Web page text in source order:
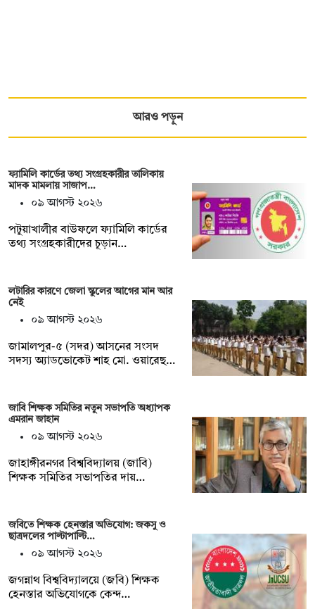
আরও পড়ুন
ফ্যামিলি কার্ডের তথ্য সংগ্রহকারীর তালিকায়
মাদক মামলায় সাজাপ…
০৯ আগস্ট ২০২৬
পটুয়াখালীর বাউফলে ফ্যামিলি কার্ডের
তথ্য সংগ্রহকারীদের চূড়ান…
লটারির কারণে জেলা স্কুলের আগের মান আর
নেই
০৯ আগস্ট ২০২৬
জামালপুর-৫ (সদর) আসনের সংসদ
সদস্য অ্যাডভোকেট শাহ মো. ওয়ারেছ…
জাবি শিক্ষক সমিতির নতুন সভাপতি অধ্যাপক
এমরান জাহান
০৯ আগস্ট ২০২৬
জাহাঙ্গীরনগর বিশ্ববিদ্যালয় (জাবি)
শিক্ষক সমিতির সভাপতির দায়…
জবিতে শিক্ষক হেনস্তার অভিযোগ: জকসু ও
ছাত্রদলের পাল্টাপাল্টি…
০৯ আগস্ট ২০২৬
জগন্নাথ বিশ্ববিদ্যালয়ে (জবি) শিক্ষক
হেনস্তার অভিযোগকে কেন্দ…